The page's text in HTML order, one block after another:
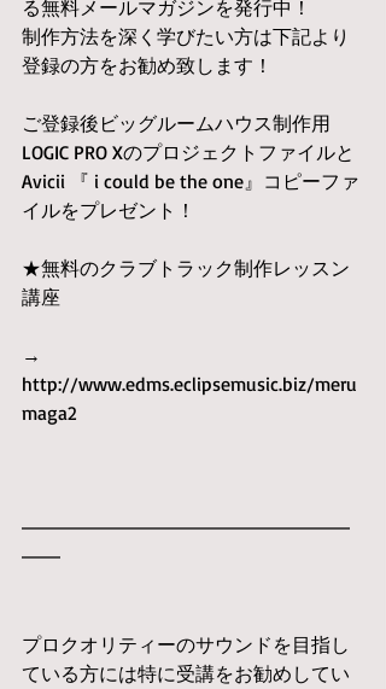
る無料メールマガジンを発行中！
制作方法を深く学びたい方は下記より
登録の方をお勧め致します！
ご登録後ビッグルームハウス制作用
LOGIC PRO Xのプロジェクトファイルと
Avicii 『 i could be the one』コピーファ
イルをプレゼント！
★無料のクラブトラック制作レッスン
講座
→
http://www.edms.eclipsemusic.biz/meru
maga2
━━━━━━━━━━━━━━━━━
━━
プロクオリティーのサウンドを目指し
ている方には特に受講をお勧めしてい